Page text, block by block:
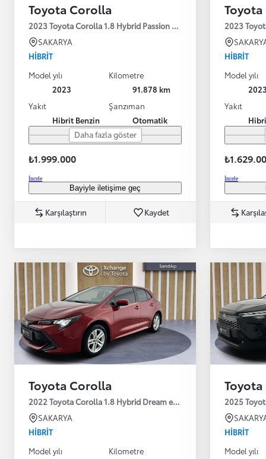
Toyota Corolla
2023 Toyota Corolla 1.8 Hybrid Passion X-Pack E-CVT 140HP
SAKARYA
HIBRIT
Model yılı
2023
Kilometre
91.878 km
Yakıt
Hibrit Benzin
Şanzıman
Otomatik
Daha fazla göster
₺1.999.000
İncele
Bayiyle iletişime geç
Karşılaştırın Kaydet
2023
HIBRIT
Model yılı
2023
Yakıt
İncele
Toyota Corolla
2022 Toyota Corolla 1.8 Hybrid Dream e-CVT 122HP
SAKARYA
HIBRIT
Model yılı
Kilometre
2025
HIBRIT
Model yılı